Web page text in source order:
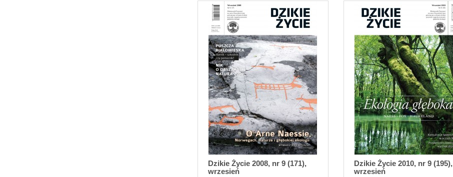
Dzikie Życie 2008, nr 9 (171),
wrzesień
Dzikie Życie 2010, nr 9 (195),
wrzesień